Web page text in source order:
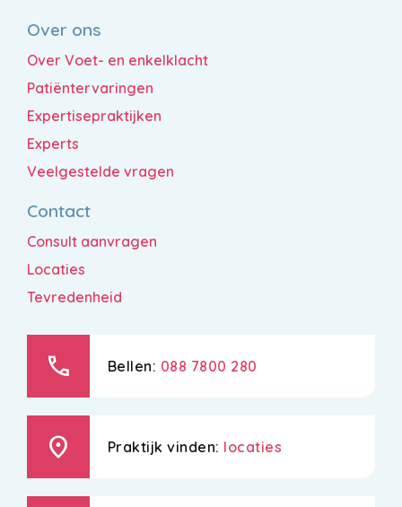
Over ons
Over Voet- en enkelklacht
Patiëntervaringen
Expertisepraktijken
Experts
Veelgestelde vragen
Contact
Consult aanvragen
Locaties
Tevredenheid
call Bellen: 088 7800 280
location_on Praktijk vinden: locaties